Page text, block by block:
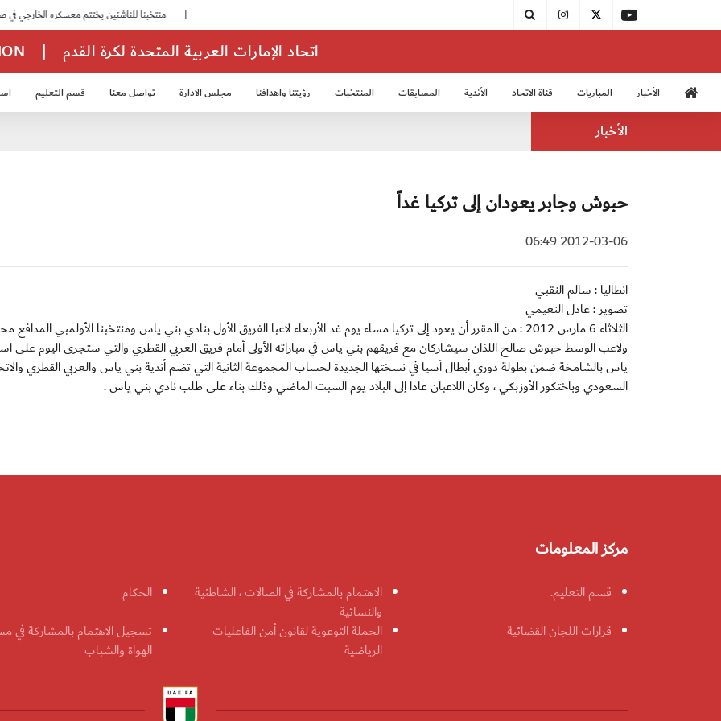
| اتحاد الإمارات العربية المتحدة لكرة القدم
الأخبار المباريات قناة الاتحاد الأندية المسابقات المنتخبات رؤيتنا واهدافنا مجلس الادارة تواصل معنا قسم التعليم
الأخبار
حبوش وجابر يعودان إلى تركيا غداً
2012-03-06 06:49
انطاليا : سالم النقبي
تصوير : عادل النعيمي
الثلاثاء 6 مارس 2012 : من المقرر أن يعود إلى تركيا مساء يوم غد الأربعاء لاعبا الفريق الأول بنادي بني ياس ومنتخبنا الأولمبي المدافع
ولاعب الوسط حبوش صالح اللذان سيشاركان مع فريقهم بني ياس في مباراته الأولى أمام فريق العربي القطري والتي ستجرى اليوم على
ياس بالشامخة ضمن بطولة دوري أبطال آسيا في نسختها الجديدة لحساب المجموعة الثانية التي تضم أندية بني ياس والعربي القطري
السعودي وباختكور الأوزبكي ، وكان اللاعبان عادا إلى البلاد يوم السبت الماضي وذلك بناء على طلب نادي بني ياس .
مركز المعلومات
قسم التعليم.
الاهتمام بالمشاركة في الصالات ، الشاطئية
والنسائية
الحكام
قرارات اللجان القضائية
الحملة التوعوية لقانون أمن الفاعليات
الرياضية
تسجيل الاهتمام بالمشاركة في
الهواة والشباب